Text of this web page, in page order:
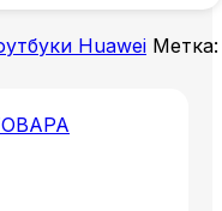
Huawei Метка: